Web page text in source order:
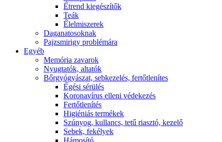
É́trend kiegészítők
Teák
É́lelmiszerek
Daganatosoknak
Pajzsmirigy problémára
Egyéb
Memória zavarok
Nyugtatók, altatók
Bőrgyógyászat, sebkezelés, fertőtlenítes
É́gési sérülés
Koronavírus elleni védekezés
Fertőtlenítés
Higiéniás termékek
Szúnyog, kullancs, tetű riasztó, kezelő
Sebek, fekélyek
Hámosító